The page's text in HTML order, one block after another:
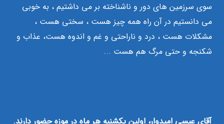
سوی سرزمین های دور و ناشناخته بر می داشتیم ، به خوبی
می دانستیم در آن راه همه چیز هست ، سختی هست ،
مشکلات هست ، درد و ناراحتی و غم و اندوه هست، عذاب و
شکنجه و حتی مرگ هم هست ...
آقای عیسی امیدوار، اولین یکشنبه هر ماه در موزه حضور دارند.